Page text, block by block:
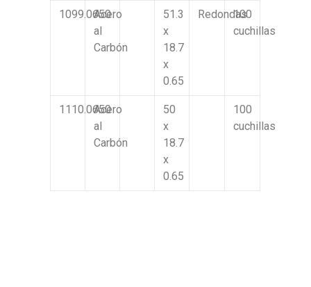
1099.0650
Acero
al
Carbón
51.3
x
18.7
x
0.65
Redondas
100
cuchillas
1110.0650
Acero
al
Carbón
50
x
18.7
x
0.65
100
cuchillas